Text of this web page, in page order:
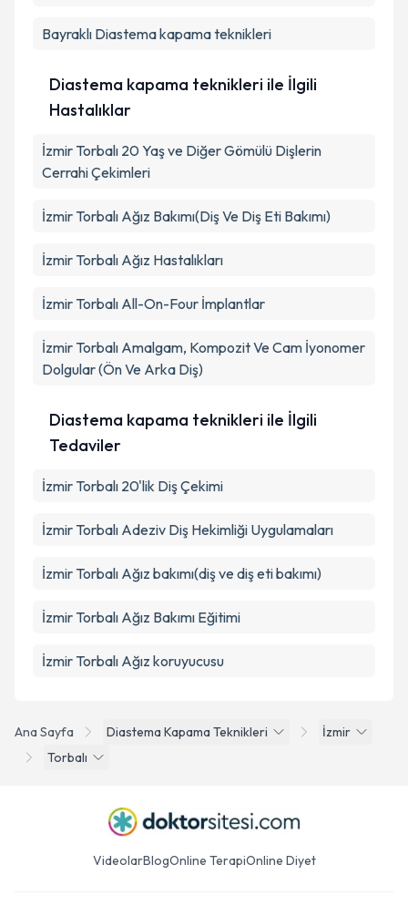
Ana Sayfa Diastema Kapama Teknikleri
İzmir
Torbalı
Bayraklı Diastema kapama teknikleri
Diastema kapama teknikleri ile İlgili
Hastalıklar
İzmir Torbalı 20 Yaş ve Diğer Gömülü Dişlerin
Cerrahi Çekimleri
İzmir Torbalı Ağız Bakımı(Diş Ve Diş Eti Bakımı)
İzmir Torbalı Ağız Hastalıkları
İzmir Torbalı All-On-Four İmplantlar
İzmir Torbalı Amalgam, Kompozit Ve Cam İyonomer
Dolgular (Ön Ve Arka Diş)
Diastema kapama teknikleri ile İlgili
Tedaviler
İzmir Torbalı 20'lik Diş Çekimi
İzmir Torbalı Adeziv Diş Hekimliği Uygulamaları
İzmir Torbalı Ağız bakımı(diş ve diş eti bakımı)
İzmir Torbalı Ağız Bakımı Eğitimi
İzmir Torbalı Ağız koruyucusu
VideolarBlogOnline TerapiOnline Diyet